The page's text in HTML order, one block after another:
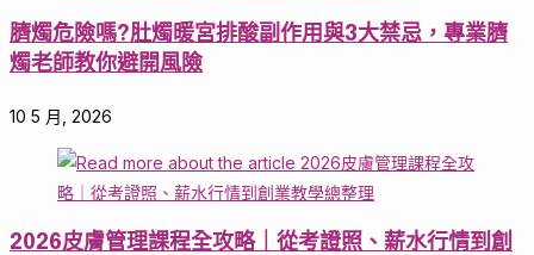
臍燭危險嗎?肚燭暖宮排酸副作用與3大禁忌，專業臍
燭老師教你避開風險
10 5 月, 2026
2026皮膚管理課程全攻略｜從考證照、薪水行情到創